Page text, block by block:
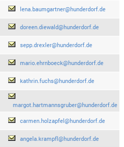
lena.baumgartner@hunderdorf.de
doreen.diewald@hunderdorf.de
sepp.drexler@hunderdorf.de
mario.ehrnboeck@hunderdorf.de
kathrin.fuchs@hunderdorf.de
margot.hartmannsgruber@hunderdorf.de
carmen.holzapfel@hunderdorf.de
angela.krampfl@hunderdorf.de